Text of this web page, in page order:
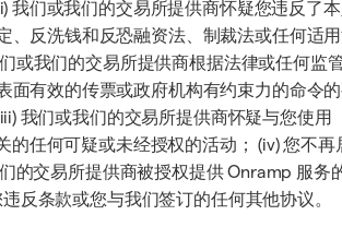
我们或我们的交易所提供商怀疑您违反了
、反洗钱和反恐融资法、制裁法或任何适
或我们的交易所提供商根据法律或任何监
面有效的传票或政府机构有约束力的命令
我们或我们的交易所提供商怀疑与您使用
的任何可疑或未经授权的活动； (iv) 您不再
的交易所提供商被授权提供 Onramp 服务
反条款或您与我们签订的任何其他协议。